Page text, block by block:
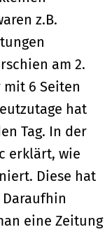
z.B.
am 2.
mit 6 Seiten
hat
Tag. In der
erklärt, wie
Diese hat
eine Zeitung